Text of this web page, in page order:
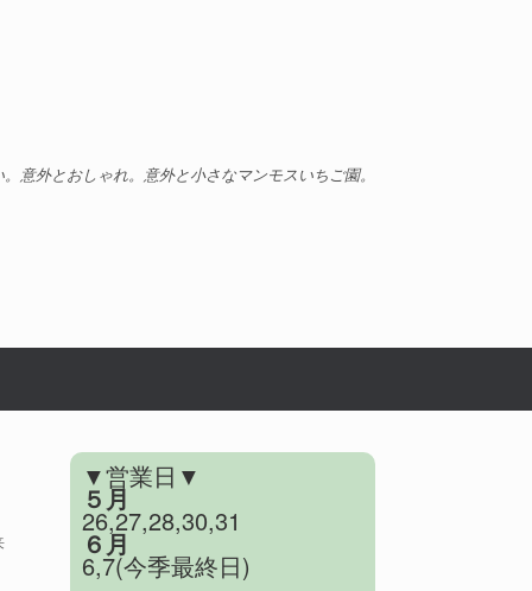
意外とおしゃれ。意外と小さなマンモスいちご園。
▼営業日▼
５月
26,27,28,30,31
６月
6,7(今季最終日)